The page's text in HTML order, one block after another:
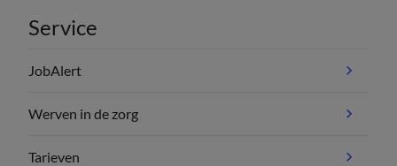
Service
JobAlert
Werven in de zorg
Tarieven